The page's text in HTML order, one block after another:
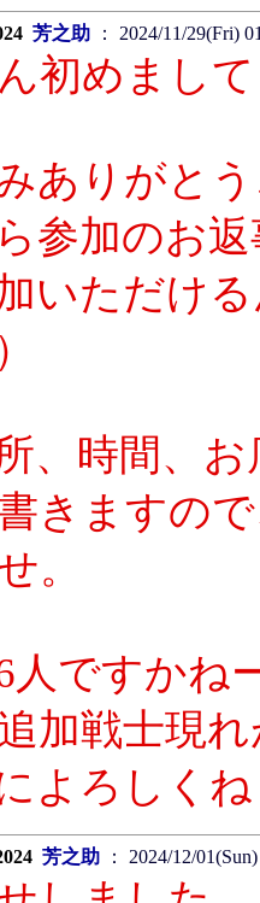
芳之助 ： 2024/11/29(Fri)
初めまし
ありがと
参加のお
いただけ
、時間、
きますの
。
人ですかね
加戦士現
よろしく
芳之助 ： 2024/12/